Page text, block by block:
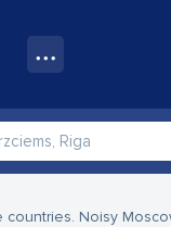
Noisy